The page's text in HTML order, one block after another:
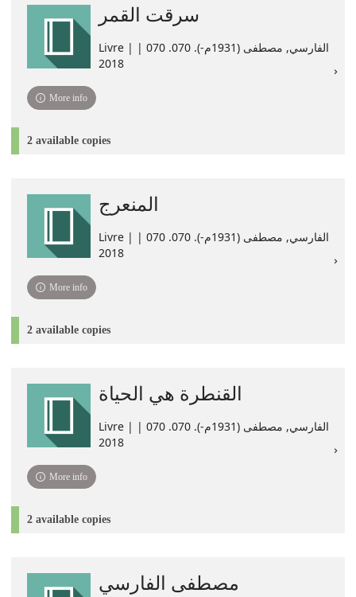
سرقت القمر
Livre | الفارسي, مصطفى (1931م-). 070. ‏070 |
2018
More info
2 available copies
المنعرج
Livre | الفارسي, مصطفى (1931م-). 070. ‏070 |
2018
More info
2 available copies
القنطرة هي الحياة
Livre | الفارسي, مصطفى (1931م-). 070. ‏070 |
2018
More info
2 available copies
مصطفى الفارسي